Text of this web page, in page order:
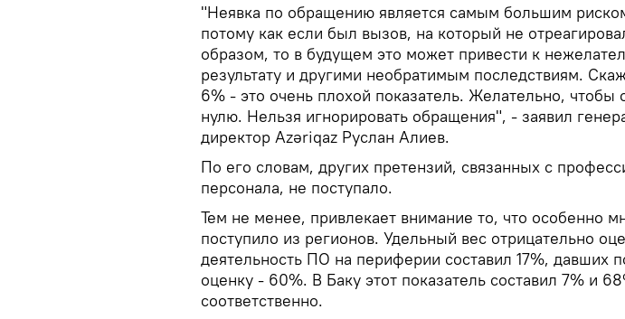
"Неявка по обращению является самым большим
потому как если был вызов, на который не
образом, то в будущем это может привести к
результату и другими необратимым последствиям.
6% - это очень плохой показатель. Желательно, чтобы
нулю. Нельзя игнорировать обращения", - заявил
директор Azəriqaz Руслан Алиев.
По его словам, других претензий, связанных с
персонала, не поступало.
Тем не менее, привлекает внимание то, что особенно
поступило из регионов. Удельный вес отрицательно
деятельность ПО на периферии составил 17%, давших
оценку - 60%. В Баку этот показатель составил 7% и
соответственно.